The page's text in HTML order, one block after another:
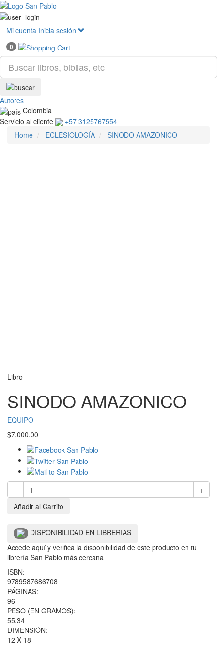
Mi cuenta Inicia sesión
0
Autores
Colombia
Servicio al cliente
+57 3125767554
Home
ECLESIOLOGÍA SINODO AMAZONICO
Libro
SINODO AMAZONICO
EQUIPO
$7,000.00
–
+
Añadir al Carrito
DISPONIBILIDAD EN LIBRERÍAS
Accede aquí y verifica la disponibilidad de este producto en tu
librería San Pablo más cercana
ISBN:
9789587686708
PÁGINAS:
96
PESO (EN GRAMOS):
55.34
DIMENSIÓN:
12 X 18